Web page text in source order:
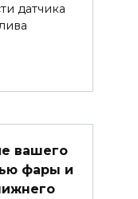
датчика
вашего
фары и